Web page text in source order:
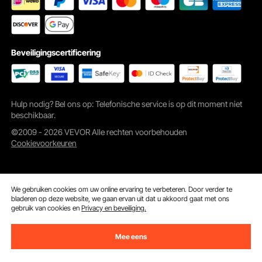
hij geleverd met een veilige, matte PE-ritszak voor gemakkelijk opbergen.
Beveiligingscertificering
Hulp nodig? Bel ons op: Telefonische service is op dit moment niet
beschikbaar.
©2009 - 2026 VEVOR Alle rechten voorbehouden
Cookievoorkeuren
We gebruiken cookies om uw online ervaring te verbeteren. Door verder te
bladeren op deze website, we gaan ervan uit dat u akkoord gaat met ons
gebruik van cookies enPrivacy en beveiliging.
Mee eens